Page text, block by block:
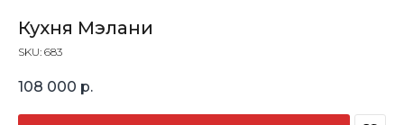
Кухня Мэлани
SKU: 683
108 000 р.